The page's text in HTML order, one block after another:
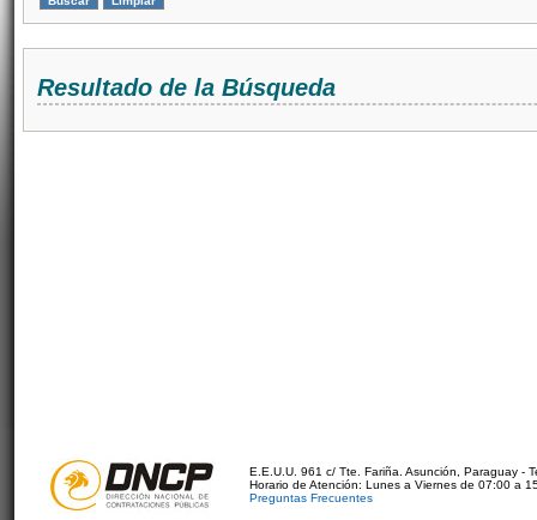
Resultado de la Búsqueda
E.E.U.U. 961 c/ Tte. Fariña. Asunción, Paraguay -
Horario de Atención: Lunes a Viernes de 07:00 a
Preguntas Frecuentes